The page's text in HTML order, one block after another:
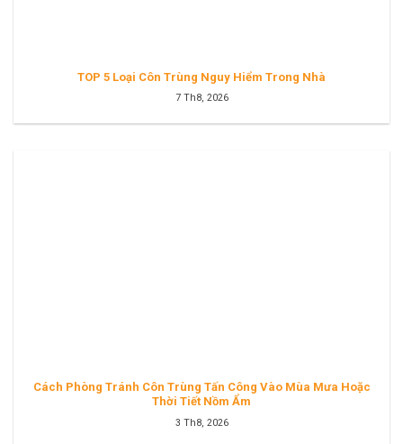
TOP 5 Loại Côn Trùng Nguy Hiểm Trong Nhà
7 Th8, 2026
Cách Phòng Tránh Côn Trùng Tấn Công Vào Mùa Mưa Hoặc
Thời Tiết Nồm Ẩm
3 Th8, 2026